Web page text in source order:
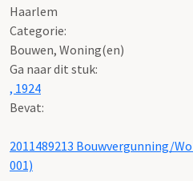
Haarlem
Categorie:
Bouwen, Woning(en)
Ga naar dit stuk:
, 1924
Bevat:
2011489213 Bouwvergunning/
001)